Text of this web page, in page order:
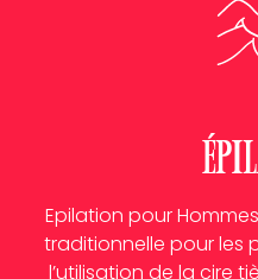
Epilation pour
traditionnelle pour les
l’utilisation de la cire